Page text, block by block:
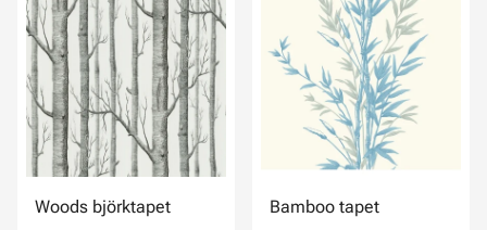
Woods björktapet Bamboo tapet